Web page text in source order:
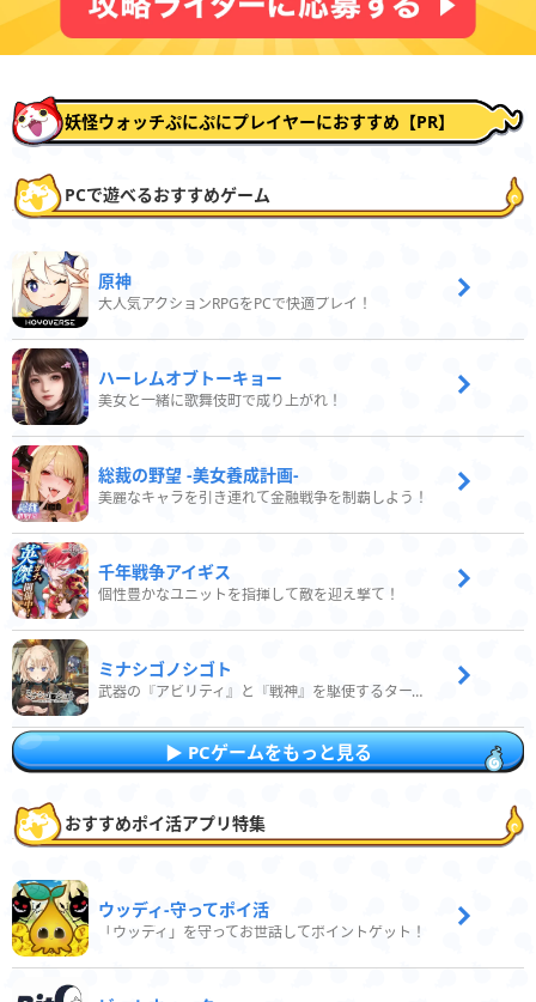
妖怪ウォッチぷにぷにプレイヤーにおすすめ【PR】
PCで遊べるおすすめゲーム
原神
大人気アクションRPGをPCで快適プレイ！
ハーレムオブトーキョー
美女と一緒に歌舞伎町で成り上がれ！
総裁の野望 -美女養成計画-
美麗なキャラを引き連れて金融戦争を制覇しよう！
千年戦争アイギス
個性豊かなユニットを指揮して敵を迎え撃て！
ミナシゴノシゴト
武器の『アビリティ』と『戦神』を駆使するターン制コマンドバトルRPG！
PCゲームをもっと見る
おすすめポイ活アプリ特集
ウッディ‐守ってポイ活
「ウッディ」を守ってお世話してポイントゲット！